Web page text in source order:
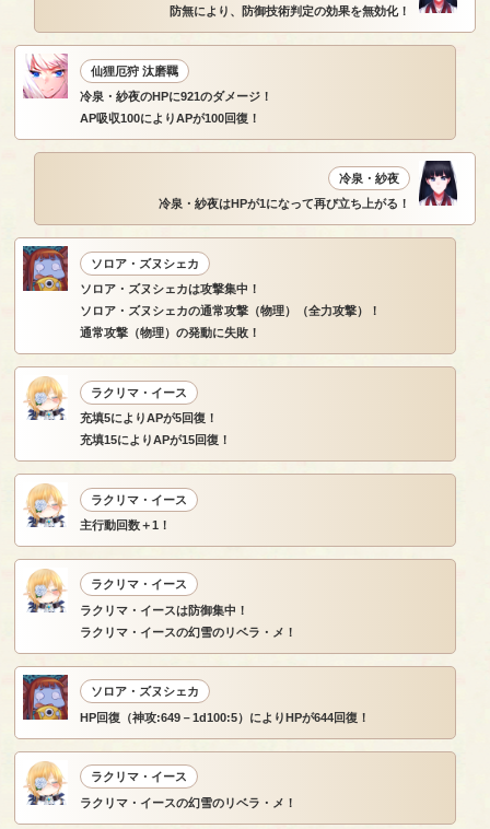
防無により、防御技術判定の効果を無効化！
仙狸厄狩 汰磨羈
冷泉・紗夜のHPに921のダメージ！
AP吸収100によりAPが100回復！
冷泉・紗夜
冷泉・紗夜はHPが1になって再び立ち上がる！
ソロア・ズヌシェカ
ソロア・ズヌシェカは攻撃集中！
ソロア・ズヌシェカの通常攻撃（物理）（全力攻撃）！
通常攻撃（物理）の発動に失敗！
ラクリマ・イース
充填5によりAPが5回復！
充填15によりAPが15回復！
ラクリマ・イース
主行動回数＋1！
ラクリマ・イース
ラクリマ・イースは防御集中！
ラクリマ・イースの幻雪のリベラ・メ！
ソロア・ズヌシェカ
HP回復（神攻:649－1d100:5）によりHPが644回復！
ラクリマ・イース
ラクリマ・イースの幻雪のリベラ・メ！